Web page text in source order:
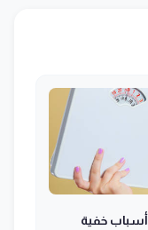
اسباب ثبات الوزن: لماذا ثبت وزني؟ 8 أسباب خفية